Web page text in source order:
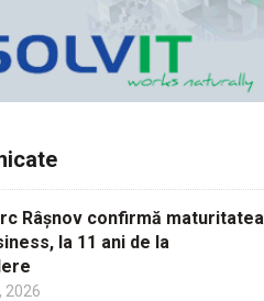
Râșnov confirmă maturitatea
la 11 ani de la
2026